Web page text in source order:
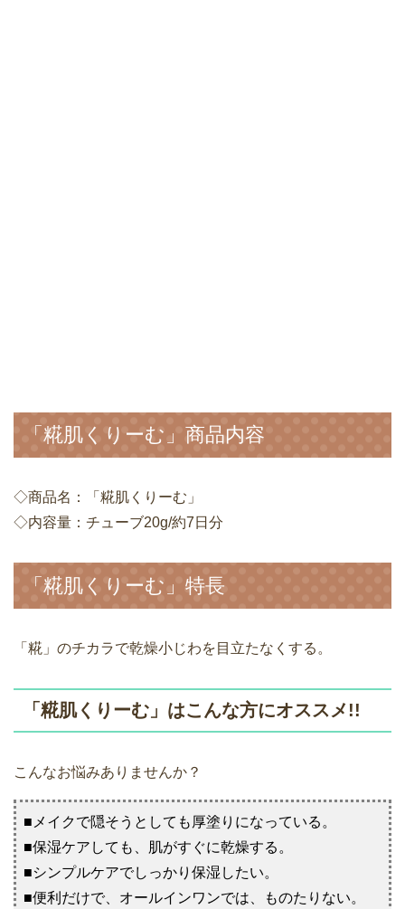
「糀肌くりーむ」商品内容
◇商品名：「糀肌くりーむ」
◇内容量：チューブ20g/約7日分
「糀肌くりーむ」特長
「糀」のチカラで乾燥小じわを目立たなくする。
「糀肌くりーむ」はこんな方にオススメ!!
こんなお悩みありませんか？
■メイクで隠そうとしても厚塗りになっている。
■保湿ケアしても、肌がすぐに乾燥する。
■シンプルケアでしっかり保湿したい。
■便利だけで、オールインワンでは、ものたりない。